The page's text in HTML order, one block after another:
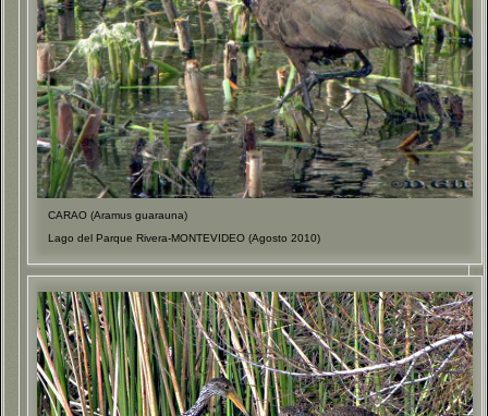
CARAO (Aramus guarauna)
Lago del Parque Rivera-MONTEVIDEO (Agosto 2010)